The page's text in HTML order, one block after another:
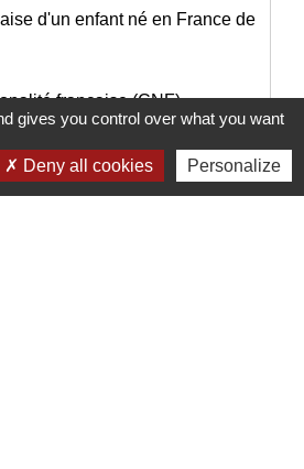
d'un enfant né en France de
française (CNF)
- Élections
une erreur sur cette page
gives you control over what you want
Deny all cookies Personalize